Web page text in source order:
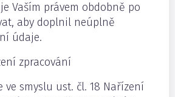
Vaším právem obdobně po
aby doplnil neúplně
údaje.
zpracování
ve smyslu ust. čl. 18 Nařízení